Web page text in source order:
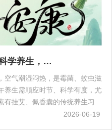
2026-06-19
学养生，…
空气潮湿闷热，是霉菌、蚊虫滋
养生需顺应时节、科学有度，尤
有挂艾、佩香囊的传统养生习